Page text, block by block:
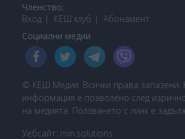
Членство:
Вход
КЕШ клуб Абонамент
Социални медии
© КЕШ Медия. Всички права запазени.
информация е позволено след
на медията. Ползването с линк е
Уебсайт: min.solutions